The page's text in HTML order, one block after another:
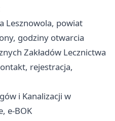
Lesznowola, powiat
godziny otwarcia
Zakładów Lecznictwa
rejestracja,
i Kanalizacji w
e-BOK